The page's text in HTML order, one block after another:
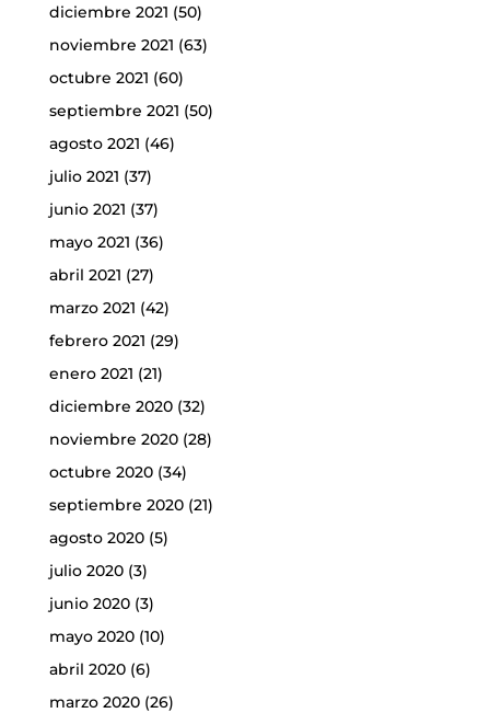
diciembre 2021 (50)
noviembre 2021 (63)
octubre 2021 (60)
septiembre 2021 (50)
agosto 2021 (46)
julio 2021 (37)
junio 2021 (37)
mayo 2021 (36)
abril 2021 (27)
marzo 2021 (42)
febrero 2021 (29)
enero 2021 (21)
diciembre 2020(32)
noviembre 2020(28)
octubre 2020(34)
septiembre 2020(21)
agosto 2020(5)
julio 2020(3)
junio 2020(3)
mayo 2020(10)
abril 2020(6)
marzo 2020(26)